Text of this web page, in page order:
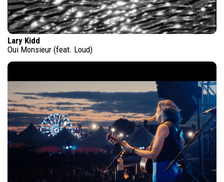
Lary Kidd
Oui Monsieur (feat. Loud)